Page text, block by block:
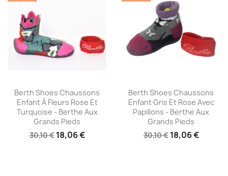
 Aperçu rapide
Berth Shoes Chaussons
Enfant À Fleurs Rose Et
Turquoise - Berthe Aux
Grands Pieds
30,10 € 18,06 €
 Aperçu rapide
Berth Shoes Chaussons
Enfant Gris Et Rose Avec
Papillons - Berthe Aux
Grands Pieds
30,10 € 18,06 €